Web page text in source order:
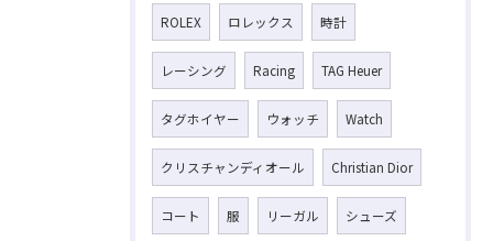
ROLEX ロレックス 時計
レーシング Racing TAG Heuer
タグホイヤー ウォッチ Watch
クリスチャンディオール Christian Dior
コート 服 リーガル シューズ